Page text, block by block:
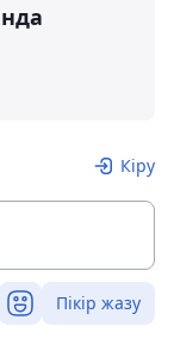
Кіру
Пікір жазу